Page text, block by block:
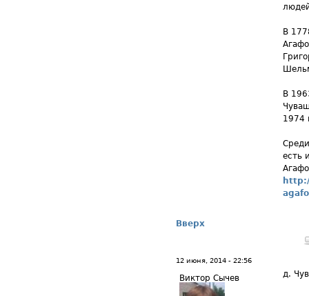
В
В
1974
есть
Вверх
12 июня, 2014 - 22:56
Виктор Сычев д.